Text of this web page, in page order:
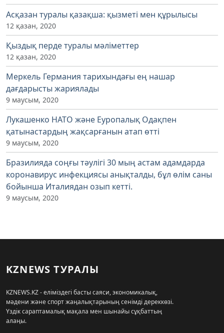
Асқазан туралы қазақша: қызметі мен құрылысы
12 қазан, 2020
Қыздық перде туралы мәліметтер
12 қазан, 2020
Меркель Германия тарихындағы ең нашар
дағдарысты жариялады
9 маусым, 2020
Лукашенко НАТО және Еуропалық Одақпен
қатынастардың жақсарғанын атап өтті
9 маусым, 2020
Бразилияда соңғы тәулігі 30 мың астам адамдарда
коронавирус инфекциясы анықталды, бұл өлім саны
бойынша Италиядан озып кетті.
9 маусым, 2020
KZNEWS ТУРАЛЫ
KZNEWS.KZ - еліміздегі басты саяси, экономикалық,
мәдени және спорт жаңалықтарының сенімді дереккөзі.
Үздік сараптамалық мақала мен шынайы сұқбаттың
алаңы.